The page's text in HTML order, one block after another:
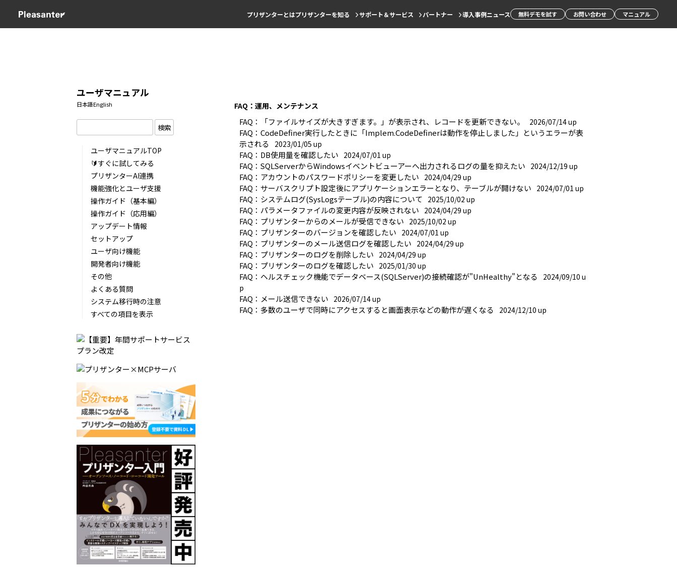
プリザンターとはプリザンターを知る サポート＆サービス パートナー 導入事例ニュース 無料デモを試す お問い合わせ マニュアル
ユーザマニュアル
日本語English
検索
ユーザマニュアルTOP
🔰すぐに試してみる
プリザンターAI連携
機能強化とユーザ支援
操作ガイド（基本編）
操作ガイド（応用編）
アップデート情報
セットアップ
ユーザ向け機能
開発者向け機能
その他
よくある質問
システム移行時の注意
すべての項目を表示
FAQ：運用、メンテナンス
FAQ：「ファイルサイズが大きすぎます。」が表示され、レコードを更新できない。 2026/07/14 up
FAQ：CodeDefiner実行したときに「Implem.CodeDefinerは動作を停止しました」というエラーが表
示される
2023/01/05 up
FAQ：DB使用量を確認したい 2024/07/01 up
FAQ：SQLServerからWindowsイベントビューアーへ出力されるログの量を抑えたい 2024/12/19 up
FAQ：アカウントのパスワードポリシーを変更したい 2024/04/29 up
FAQ：サーバスクリプト設定後にアプリケーションエラーとなり、テーブルが開けない 2024/07/01 up
FAQ：システムログ(SysLogsテーブル)の内容について 2025/10/02 up
FAQ：パラメータファイルの変更内容が反映されない 2024/04/29 up
FAQ：プリザンターからのメールが受信できない 2025/10/02 up
FAQ：プリザンターのバージョンを確認したい 2024/07/01 up
FAQ：プリザンターのメール送信ログを確認したい 2024/04/29 up
FAQ：プリザンターのログを削除したい 2024/04/29 up
FAQ：プリザンターのログを確認したい 2025/01/30 up
FAQ：ヘルスチェック機能でデータベース(SQLServer)の接続確認が"UnHealthy"となる
2024/09/10 u
p
FAQ：メール送信できない 2026/07/14 up
FAQ：多数のユーザで同時にアクセスすると画面表示などの動作が遅くなる 2024/12/10 up